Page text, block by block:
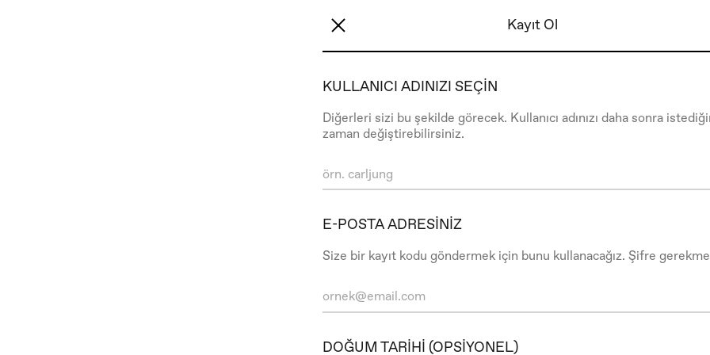
Kayıt Ol
KULLANICI ADINIZI SEÇIN
Diğerleri sizi bu şekilde görecek. Kullanıcı adınızı daha sonra
zaman değiştirebilirsiniz.
E-POSTA ADRESINIZ
Size bir kayıt kodu göndermek için bunu kullanacağız. Şifre
DOĞUM TARIHI (OPSİYONEL)